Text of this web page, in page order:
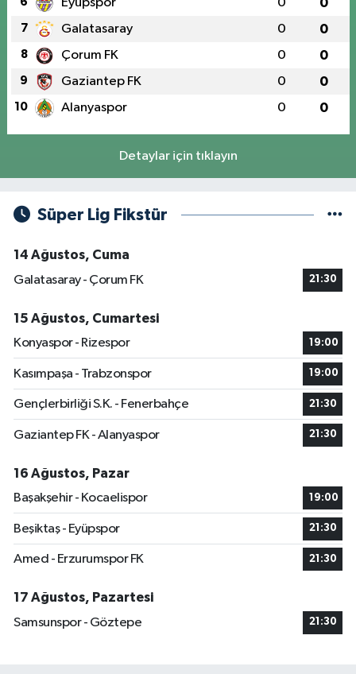
Eyüpspor 0 0
7 Galatasaray 0 0
8 Çorum FK 0 0
9 Gaziantep FK 0 0
10 Alanyaspor 0 0
Detaylar için tıklayın
Süper Lig Fikstür
14 Ağustos, Cuma
Galatasaray - Çorum FK
21:30
15 Ağustos, Cumartesi
Konyaspor - Rizespor
19:00
Kasımpaşa - Trabzonspor 19:00
Gençlerbirliği S.K. - Fenerbahçe 21:30
Gaziantep FK - Alanyaspor 21:30
16 Ağustos, Pazar
Başakşehir - Kocaelispor
19:00
Beşiktaş - Eyüpspor 21:30
Amed - Erzurumspor FK 21:30
17 Ağustos, Pazartesi
Samsunspor - Göztepe
21:30